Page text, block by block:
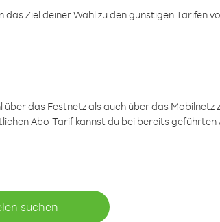
Ziel deiner Wahl zu den günstigen Tarifen
das Festnetz als auch über das Mobilnetz
Abo-Tarif kannst du bei bereits geführten
suchen